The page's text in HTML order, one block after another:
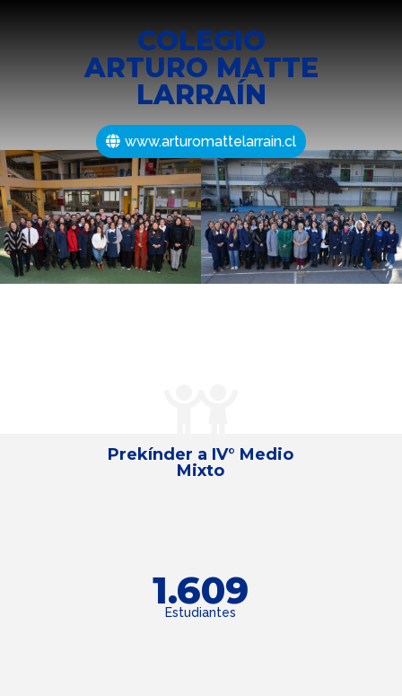
COLEGIO
ARTURO MATTE
LARRAÍN
www.arturomattelarrain.cl
Prekínder a IV° Medio
Mixto
1.609
Estudiantes